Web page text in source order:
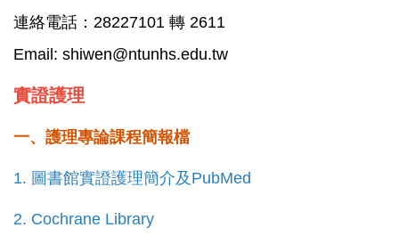
連絡電話：28227101 轉 2611
Email: shiwen@ntunhs.edu.tw
實證護理
一、護理專論課程簡報檔
1. 圖書館實證護理簡介及PubMed
2. Cochrane Library